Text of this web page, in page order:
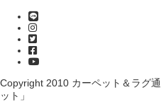
Copyright 2010 カーペット＆ラグ
ット」